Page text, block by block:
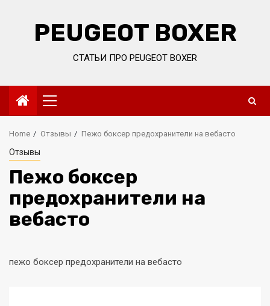
PEUGEOT BOXER
СТАТЬИ ПРО PEUGEOT BOXER
Primary
Menu
Home Отзывы Пежо боксер предохранители на вебасто
Отзывы
Пежо боксер
предохранители на
вебасто
пежо боксер предохранители на вебасто